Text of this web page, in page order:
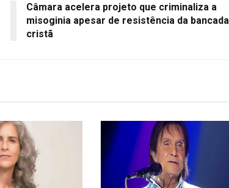
Câmara acelera projeto que criminaliza a
misoginia apesar de resistência da bancada
cristã